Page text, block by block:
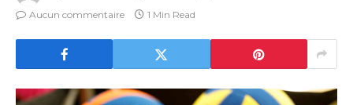
Aucun commentaire
1 Min Read